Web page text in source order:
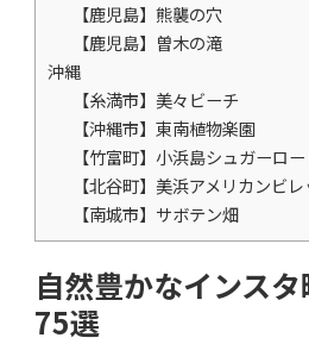
【鹿児島】熊襲の穴
【鹿児島】曽木の滝
沖縄
【糸満市】美々ビーチ
【沖縄市】東南植物楽園
【竹富町】小浜島シュガーロ
【北谷町】美浜アメリカンビ
【南城市】サボテン畑
自然豊かなインス
75選